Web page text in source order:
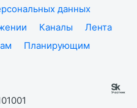
данных
Каналы
Лента
Планирующим